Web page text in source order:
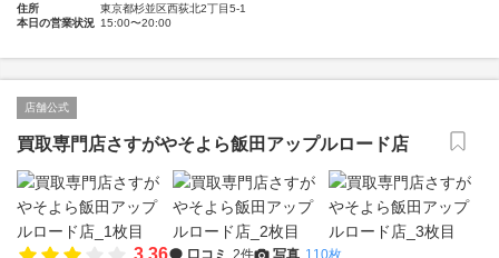
住所
東京都杉並区西荻北2丁目5-1
本日の営業状況 15:00〜20:00
店舗公式
買取専門店さすがやそよら飯田アップルロード店
3.36 口コミ 2件 写真 110枚